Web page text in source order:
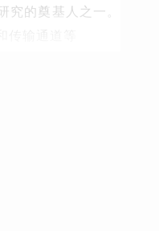
的奠基人之一。